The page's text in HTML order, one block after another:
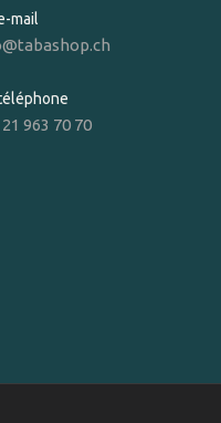
mail
963 70 70